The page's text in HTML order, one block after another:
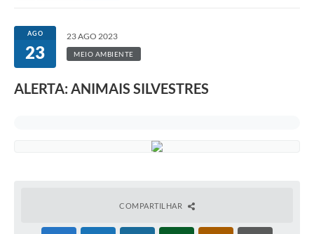
AGO
23
23 AGO 2023
MEIO AMBIENTE
ALERTA: ANIMAIS SILVESTRES
COMPARTILHAR